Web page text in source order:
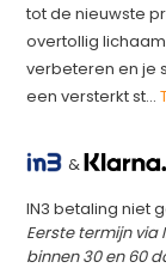
tot de nieuwste
overtollig
verbeteren en je
een versterkt st...
&
IN3 betaling niet
Eerste termijn via
binnen 30 en 60